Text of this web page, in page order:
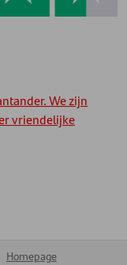
We zijn
vriendelijke
Homepage